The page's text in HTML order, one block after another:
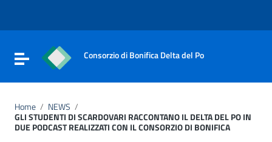
Vai al footer
Attiva / disattiva la navigazione
Consorzio di Bonifica Delta del Po
Home / NEWS /
GLI STUDENTI DI SCARDOVARI RACCONTANO IL DELTA DEL PO IN
DUE PODCAST REALIZZATI CON IL CONSORZIO DI BONIFICA